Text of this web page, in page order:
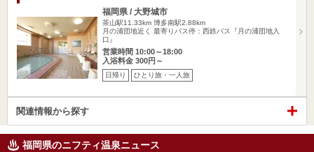
福岡県 / 大野城市
茶山駅11.33km 博多南駅2.88km
月の浦団地近く 最寄りバス停：西鉄バス『月の浦団地入
口』
営業時間 10:00～18:00
入浴料金 300円～
日帰り ひとり旅・一人旅
関連情報から探す
福岡県のニフティ温泉ニュース